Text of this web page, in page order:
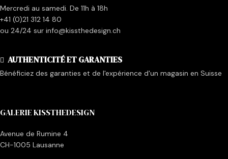
Mercredi au samedi. De 11h à 18h
+41 (0)21 312 14 80
ou 24/24 sur info@kissthedesign.ch
AUTHENTICITÉ ET GARANTIES
Bénéficiez des garanties et de l'expérience d'un magasin en Suisse
GALERIE KISSTHEDESIGN
Avenue de Rumine 4
CH-1005 Lausanne